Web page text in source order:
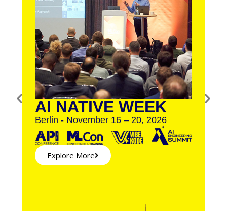
AI NATIVE WEEK
Berlin - November 16 – 20, 2026
Explore More